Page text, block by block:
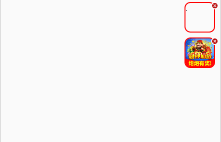
.
.